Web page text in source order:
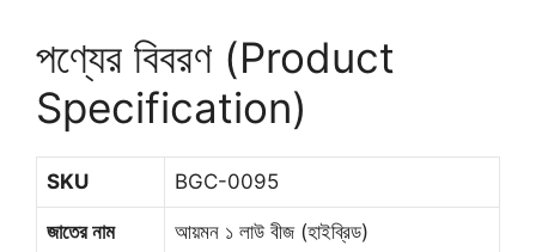
পণ্যের বিবরণ (Product
Specification)
SKU BGC-0095
জাতের নাম আয়মন ১ লাউ বীজ (হাইব্রিড)